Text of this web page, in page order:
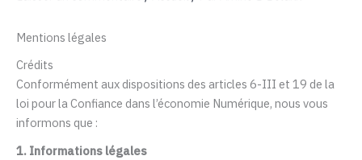
Mentions légales
Crédits
Conformément aux dispositions des articles 6-III et 19 de la
loi pour la Confiance dans l’économie Numérique, nous vous
informons que :
1. Informations légales